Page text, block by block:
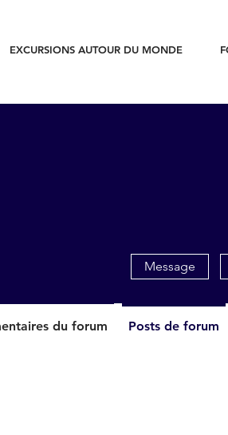
EXCURSIONS AUTOUR DU MONDE
Message
du forum Posts de forum